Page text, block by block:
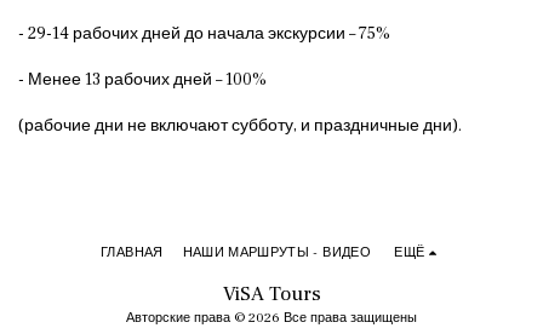
- 29-14 рабочих дней до начала экскурсии – 75%
- Менее 13 рабочих дней – 100%
(рабочие дни не включают субботу, и праздничные дни).
ViSA Tours
Авторские права © 2026 Все права защищены
ГЛАВНАЯ НАШИ МАРШРУТЫ - ВИДЕО ЕЩЁ